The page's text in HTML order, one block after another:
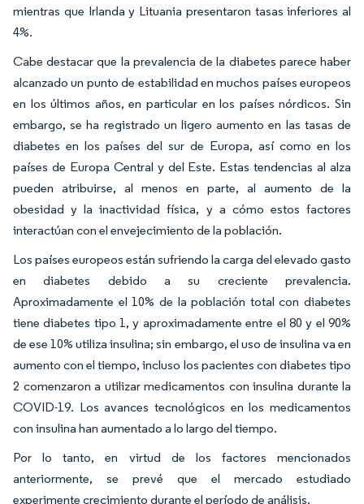
mientras que Irlanda y Lituania presentaron tasas inferiores al
4%.
Cabe destacar que la prevalencia de la diabetes parece haber
alcanzado un punto de estabilidad en muchos países europeos
en los últimos años, en particular en los países nórdicos. Sin
embargo, se ha registrado un ligero aumento en las tasas de
diabetes en los países del sur de Europa, así como en los
países de Europa Central y del Este. Estas tendencias al alza
pueden atribuirse, al menos en parte, al aumento de la
obesidad y la inactividad física, y a cómo estos factores
interactúan con el envejecimiento de la población.
Los países europeos están sufriendo la carga del elevado gasto
en diabetes debido a su creciente prevalencia.
Aproximadamente el 10% de la población total con diabetes
tiene diabetes tipo 1, y aproximadamente entre el 80 y el 90%
de ese 10% utiliza insulina; sin embargo, el uso de insulina va en
aumento con el tiempo, incluso los pacientes con diabetes tipo
2 comenzaron a utilizar medicamentos con insulina durante la
COVID-19. Los avances tecnológicos en los medicamentos
con insulina han aumentado a lo largo del tiempo.
Por lo tanto, en virtud de los factores mencionados
anteriormente, se prevé que el mercado estudiado
experimente crecimiento durante el período de análisis.